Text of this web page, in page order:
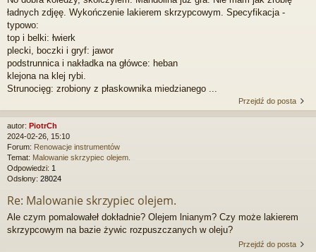
ładnych zdjęę. Wykończenie lakierem skrzypcowym. Specyfikacja -
typowo:
top i belki: łwierk
plecki, boczki i gryf: jawor
podstrunnica i nakładka na główce: heban
klejona na klej rybi.
Strunocięg: zrobiony z płaskownika miedzianego ...
Przejdź do posta
autor: PiotrCh
2024-02-26, 15:10
Forum: Renowacje instrumentów
Temat: Malowanie skrzypiec olejem.
Odpowiedzi: 1
Odsłony: 28024
Re: Malowanie skrzypiec olejem.
Ale czym pomalowałeł dokładnie? Olejem lnianym? Czy może lakierem
skrzypcowym na bazie żywic rozpuszczanych w oleju?
Przejdź do posta